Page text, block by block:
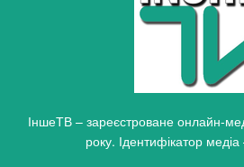
ІншеТВ – зареєстроване онлайн-
року. Ідентифікатор